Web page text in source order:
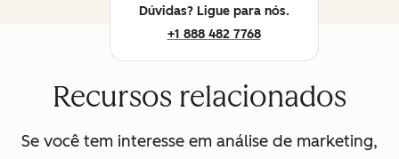
Dúvidas? Ligue para nós.
+1 888 482 7768
Recursos relacionados
Se você tem interesse em análise de marketing,